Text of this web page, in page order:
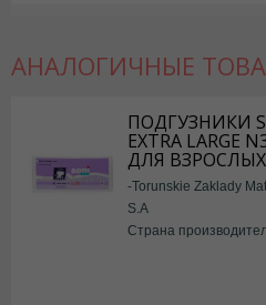
АНАЛОГИЧНЫЕ
ПОДГУЗНИКИ
EXTRA LARGE
ДЛЯ ВЗРОСЛЫХ
-Torunskie Zaklady
S.A
Страна